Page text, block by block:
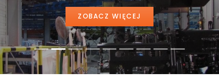
ZOBACZ WIĘCEJ